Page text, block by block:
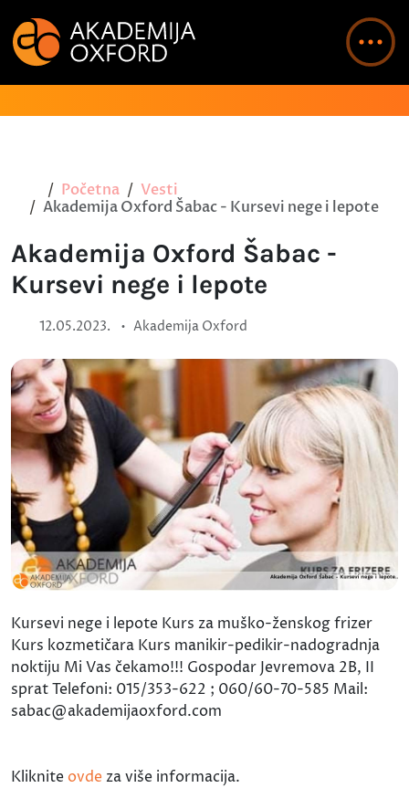
Početna
Vesti
Akademija Oxford Šabac - Kursevi nege i lepote
Akademija Oxford Šabac -
Kursevi nege i lepote
12.05.2023. • Akademija Oxford
Kursevi nege i lepote Kurs za muško-ženskog frizer
Kurs kozmetičara Kurs manikir-pedikir-nadogradnja
noktiju Mi Vas čekamo!!! Gospodar Jevremova 2B, II
sprat Telefoni: 015/353-622 ; 060/60-70-585 Mail:
sabac@akademijaoxford.com
Kliknite ovde za više informacija.